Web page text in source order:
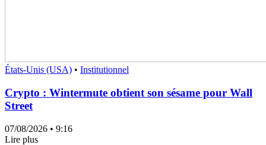
États-Unis (USA) • Institutionnel
Crypto : Wintermute obtient son sésame pour Wall
Street
07/08/2026 • 9:16
Lire plus